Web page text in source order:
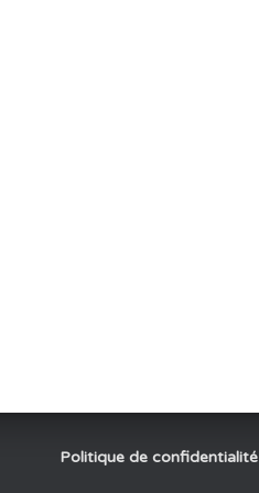
Politique de confidentialité